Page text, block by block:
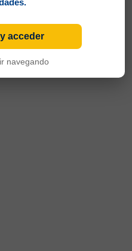
Liga de Quito, Cerro
Corrientes
acceder
navegando